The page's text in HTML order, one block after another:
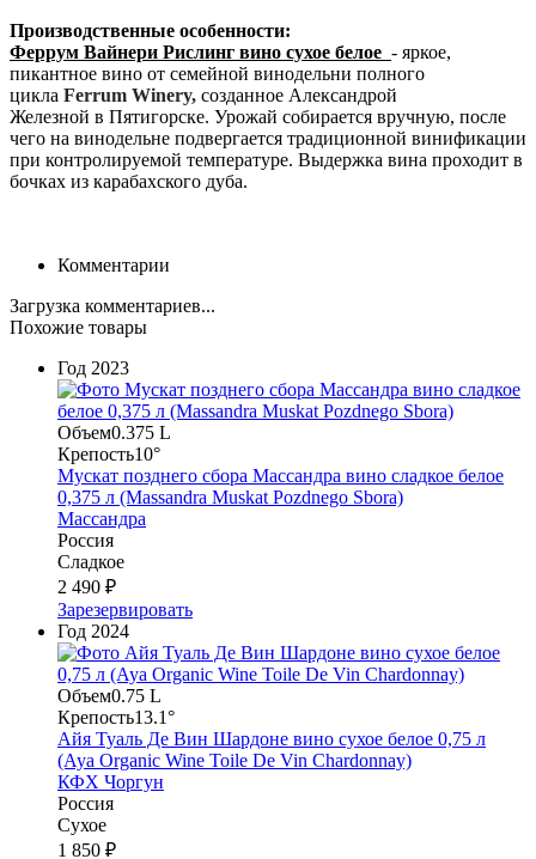
Производственные особенности:
Феррум Вайнери Рислинг вино сухое белое - яркое,
пикантное вино от семейной винодельни полного
цикла Ferrum Winery, созданное Александрой
Железной в Пятигорске. Урожай собирается вручную, после
чего на винодельне подвергается традиционной винификации
при контролируемой температуре. Выдержка вина проходит в
бочках из карабахского дуба.
Комментарии
Загрузка комментариев...
Похожие товары
Год 2023
Объем0.375 L
Крепость10°
Мускат позднего сбора Массандра вино сладкое белое
0,375 л (Massandra Muskat Pozdnego Sbora)
Массандра
Россия
Сладкое
2 490 ₽
Зарезервировать
Год 2024
Объем0.75 L
Крепость13.1°
Айя Туаль Де Вин Шардоне вино сухое белое 0,75 л
(Aya Organic Wine Toile De Vin Chardonnay)
КФХ Чоргун
Россия
Сухое
1 850 ₽